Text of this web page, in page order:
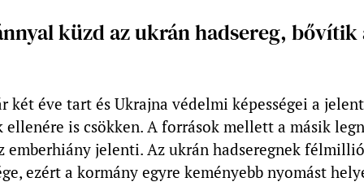
küzd az ukrán hadsereg, bővítik
két éve tart és Ukrajna védelmi képességei a
ellenére is csökken. A források mellett a másik
emberhiány jelenti. Az ukrán hadseregnek
ezért a kormány egyre keményebb nyomást